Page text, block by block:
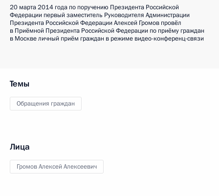
20 марта 2014 года по поручению Президента Российской
Федерации первый заместитель Руководителя Администрации
Президента Российской Федерации Алексей Громов провёл
в Приёмной Президента Российской Федерации по приёму граждан
в Москве личный приём граждан в режиме видео-конференц-связи
Темы
Обращения граждан
Лица
Громов Алексей Алексеевич